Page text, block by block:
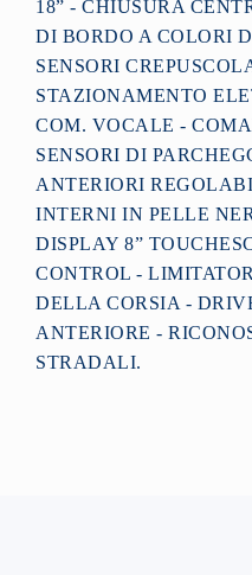
18” - CHIUSURA
DI BORDO A COLORI
SENSORI
STAZIONAMENTO
COM. VOCALE -
SENSORI DI
ANTERIORI
INTERNI IN PELLE
DISPLAY 8”
CONTROL -
DELLA CORSIA -
ANTERIORE -
STRADALI.